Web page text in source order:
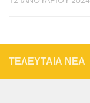
ΤΕΛΕΥΤΑΙΑ ΝΕΑ